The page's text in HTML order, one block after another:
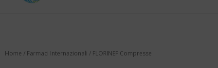
Home / Farmaci Internazionali / FLORINEF Compresse